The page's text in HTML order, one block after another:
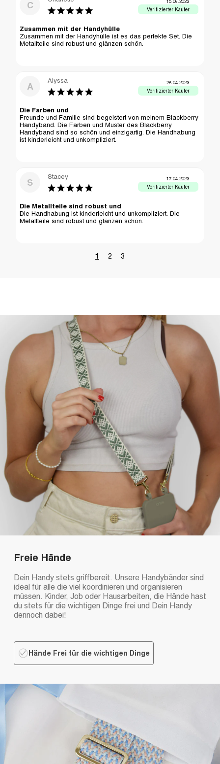
C 15.06.2023
Zusammen mit der Handyhülle
Zusammen mit der Handyhülle ist es das perfekte Set. Die
Metallteile sind robust und glänzen schön.
A 28.04.2023
Alyssa
Die Farben und
Freunde und Familie sind begeistert von meinem Blackberry
Handyband. Die Farben und Muster des Blackberry
Handyband sind so schön und einzigartig. Die Handhabung
ist kinderleicht und unkompliziert.
S 17.04.2023
Stacey
Die Metallteile sind robust und
Die Handhabung ist kinderleicht und unkompliziert. Die
Metallteile sind robust und glänzen schön.
1 2 3
Freie Hände
Dein Handy stets griffbereit. Unsere Handybänder sind
ideal für alle die viel koordinieren und organisieren
müssen. Kinder, Job oder Hausarbeiten, die Hände hast
du stets für die wichtigen Dinge frei und Dein Handy
dennoch dabei!
Hände Frei für die wichtigen Dinge